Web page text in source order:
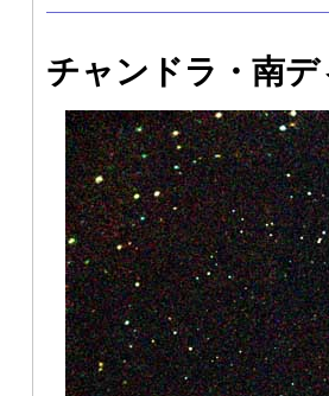
チャンドラ・南